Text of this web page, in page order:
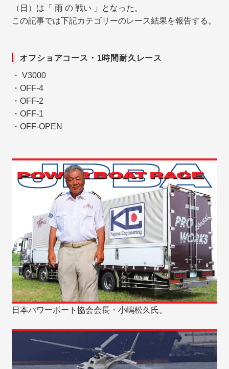
（日）は「 雨 の 戦い 」となった。
この記事では下記カテゴリーのレース結果を報告する。
オフショアコース・1時間耐久レース
・ V3000
・OFF-4
・OFF-2
・OFF-1
・OFF-OPEN
日本パワーボート協会会長・小嶋松久氏。